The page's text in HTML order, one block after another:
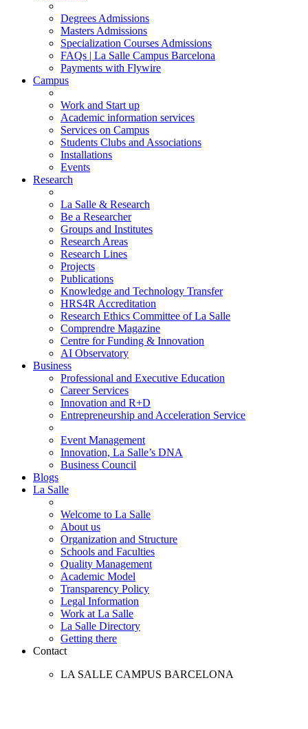
Degrees Admissions
Masters Admissions
Specialization Courses Admissions
FAQs | La Salle Campus Barcelona
Payments with Flywire
Campus
Work and Start up
Academic information services
Services on Campus
Students Clubs and Associations
Installations
Events
Research
La Salle & Research
Be a Researcher
Groups and Institutes
Research Areas
Research Lines
Projects
Publications
Knowledge and Technology Transfer
HRS4R Accreditation
Research Ethics Committee of La Salle
Comprendre Magazine
Centre for Funding & Innovation
AI Observatory
Business
Professional and Executive Education
Career Services
Innovation and R+D
Entrepreneurship and Acceleration Service
Event Management
Innovation, La Salle’s DNA
Business Council
Blogs
La Salle
Welcome to La Salle
About us
Organization and Structure
Schools and Faculties
Quality Management
Academic Model
Transparency Policy
Legal Information
Work at La Salle
La Salle Directory
Getting there
Contact
LA SALLE CAMPUS BARCELONA